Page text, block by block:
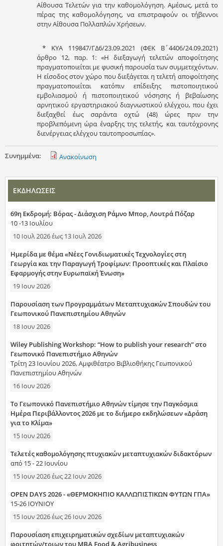
Αίθουσα Τελετών για την καθομολόγηση. Αμέσως, μετά το
πέρας της καθομολόγησης, να επιστραφούν οι τήβεννοι
στην Αίθουσα Πολλαπλών Χρήσεων.
* ΚΥΑ 119847/ΓΔ6/23.09.2021 (ΦΕΚ Β΄4406/24.09.2021)
άρθρο 12, παρ. 1: «Η διεξαγωγή τελετών αποφοίτησης
πραγματοποιείται με φυσική παρουσία των συμμετεχόντων.
Η είσοδος στον χώρο που διεξάγεται η τελετή αποφοίτησης
πραγματοποιείται κατόπιν επίδειξης πιστοποιητικού
εμβολιασμού ή πιστοποιητικού νόσησης ή βεβαίωσης
αρνητικού εργαστηριακού διαγνωστικού ελέγχου, που έχει
διεξαχθεί έως σαράντα οχτώ (48) ώρες πριν την
προβλεπόμενη ώρα έναρξης της τελετής, και ταυτόχρονης
διενέργειας ελέγχου ταυτοπροσωπίας».
Συνημμένα: Ανακοίνωση
ΕΚΔΗΛΩΣΕΙΣ
69η Εκδρομή: Βόρας - Διάσχιση Ράμνο Μπορ, Λουτρά Πόζαρ
10 -13 Ιουλίου
10 Ιουλ 2026έως 13 Ιουλ 2026
Ημερίδα με θέμα «Νέες Γονιδιωματικές Τεχνολογίες στη
Γεωργία και την Παραγωγή Τροφίμων: Προοπτικές και Πλαίσιο
Εφαρμογής στην Ευρωπαϊκή Ένωση»
19 Ιουν 2026
Παρουσίαση των Προγραμμάτων Μεταπτυχιακών Σπουδών του
Γεωπονικού Πανεπιστημίου Αθηνών
18 Ιουν 2026
Wiley Publishing Workshop: “How to publish your research” στο
Γεωπονικό Πανεπιστήμιο Αθηνών
Τρίτη 23 Ιουνίου 2026, Αμφιθέατρο Βιβλιοθήκης Γεωπονικού
Πανεπιστημίου Αθηνών
16 Ιουν 2026
Το Γεωπονικό Πανεπιστήμιο Αθηνών τίμησε την Παγκόσμια
Ημέρα Περιβάλλοντος 2026 με το διήμερο εκδηλώσεων «Δράση
για το Κλίμα»
15 Ιουν 2026
Τελετές καθομολόγησης πτυχιακών μεταπτυχιακών διδακτόρων
από 15 - 22 Ιουνίου
15 Ιουν 2026έως22 Ιουν 2026
OPEN DAYS 2026 - «ΘΕΡΜΟΚΗΠΙΟ ΚΑΛΛΩΠΙΣΤΙΚΩΝ ΦΥΤΩΝ ΓΠΑ»
15-26 ΙΟΥΝΙΟΥ
15 Ιουν 2026έως26 Ιουν 2026
Παρουσίαση επιχειρηματικών σχεδίων μεταπτυχιακών
φοιτητών/τριων του MBA Food & Agribusiness